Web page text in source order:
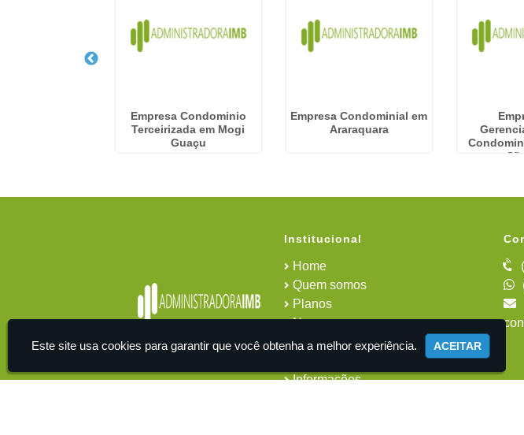
Empresa Condominio
Terceirizada em Mogi
Guaçu
Empresa Condominial em
Araraquara
Institucional
Home
Quem somos
Planos
News
Área do cliente
Informações
Este site usa cookies para garantir que você obtenha a melhor experiência. ACEITAR